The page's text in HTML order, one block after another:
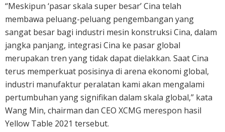
“Meskipun ‘pasar skala super besar’ Cina telah
membawa peluang-peluang pengembangan yang
sangat besar bagi industri mesin konstruksi Cina, dalam
jangka panjang, integrasi Cina ke pasar global
merupakan tren yang tidak dapat dielakkan. Saat Cina
terus memperkuat posisinya di arena ekonomi global,
industri manufaktur peralatan kami akan mengalami
pertumbuhan yang signifikan dalam skala global,” kata
Wang Min, chairman dan CEO XCMG merespon hasil
Yellow Table 2021 tersebut.